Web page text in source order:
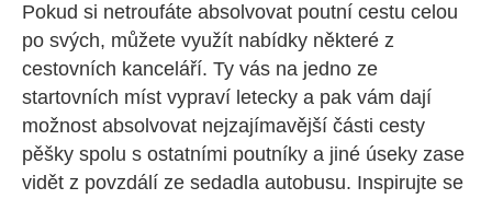
Pokud si netroufáte absolvovat poutní cestu celou
po svých, můžete využít nabídky některé z
cestovních kanceláří. Ty vás na jedno ze
startovních míst vypraví letecky a pak vám dají
možnost absolvovat nejzajímavější části cesty
pěšky spolu s ostatními poutníky a jiné úseky zase
vidět z povzdálí ze sedadla autobusu. Inspirujte se